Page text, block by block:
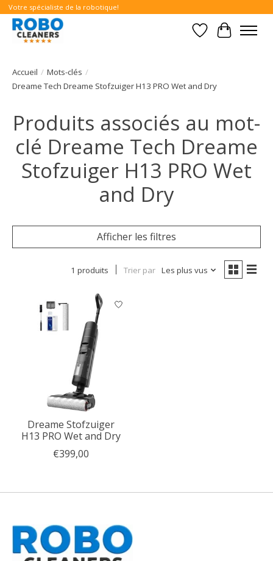
Votre spécialiste de la robotique!
Liste dePanier
Accueil / Mots-clés /
Dreame Tech Dreame Stofzuiger H13 PRO Wet and Dry
Produits associés au mot-
clé Dreame Tech Dreame
Stofzuiger H13 PRO Wet
and Dry
Afficher les filtres
1 produits Trier par Les plus vus
Dreame Stofzuiger
H13 PRO Wet and Dry
€399,00